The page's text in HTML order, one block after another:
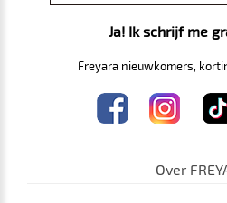
Ja! Ik schrijf me
Freyara nieuwkomers,
Over